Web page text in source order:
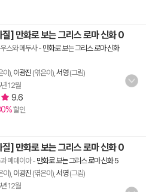
] 만화로 보는 그리스 로마 신화 0
스와 메두사- 만화로 보는 그리스 로마 신화
이), 이광진 (엮은이), 서영(그림)
12월
9.6
할인
] 만화로 보는 그리스 로마 신화 0
메데이아- 만화로 보는 그리스 로마 신화 5
이), 이광진 (엮은이), 서영(그림)
12월